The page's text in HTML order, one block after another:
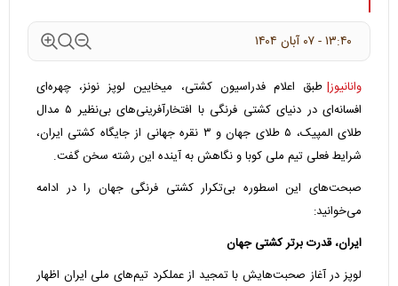
۱۳:۴۰ - ۰۷ آبان ۱۴۰۴
وانانیوز| طبق اعلام فدراسیون کشتی، میخایین لوپز نونز، چهره‌ای
افسانه‌ای در دنیای کشتی فرنگی با افتخارآفرینی‌های بی‌نظیر ۵ مدال
طلای المپیک، ۵ طلای جهان و ۳ نقره جهانی از جایگاه کشتی ایران،
شرایط فعلی تیم ملی کوبا و نگاهش به آینده این رشته سخن گفت.
صبحت‌های این اسطوره بی‌تکرار کشتی فرنگی جهان را در ادامه
می‌خوانید:
ایران، قدرت برتر کشتی جهان
لوپز در آغاز صحبت‌هایش با تمجید از عملکرد تیم‌های ملی ایران اظهار